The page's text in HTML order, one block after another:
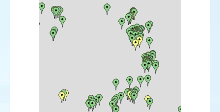
Grèbe castagneux
Grèbe huppé
Grèbe jougris
Grèbe esclavon
Grèbe à cou noir
Grand Cormoran
Cormoran huppé